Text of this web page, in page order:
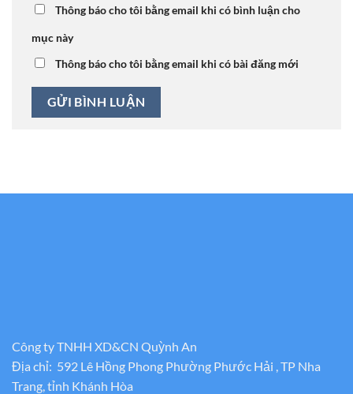
Thông báo cho tôi bằng email khi có bình luận cho
mục này
Thông báo cho tôi bằng email khi có bài đăng mới
Công ty TNHH XD&CN Quỳnh An
Địa chỉ: 592 Lê Hồng Phong Phường Phước Hải , TP Nha
Trang, tỉnh Khánh Hòa